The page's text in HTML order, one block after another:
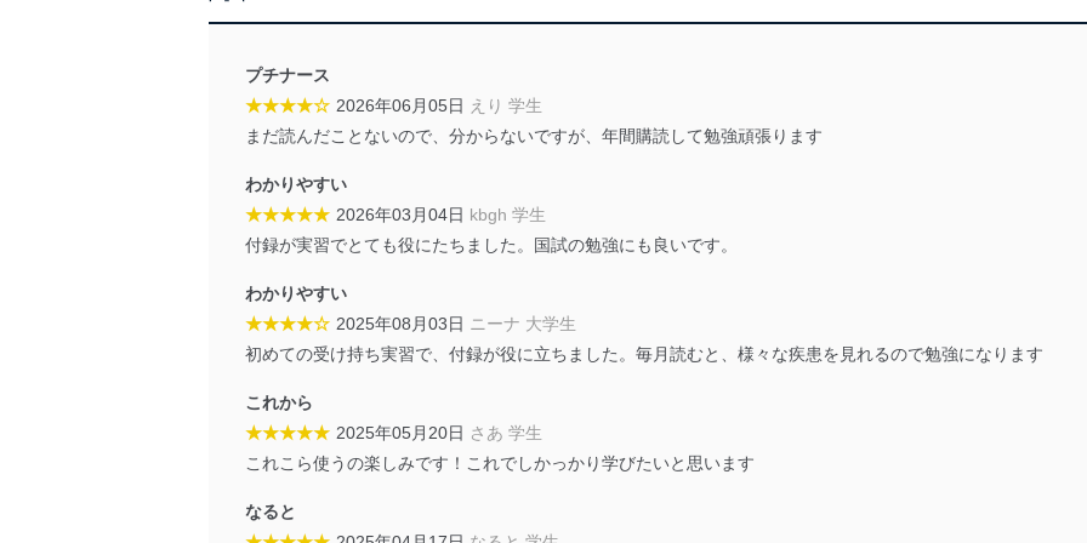
アクセス者の識別と認証
外部からの不正アクセス等の防止
個人データを取り扱う機器等のオペレーティングシステムを最新の状態に保持しています。
情報システムの使用に伴う漏洩等の防止
個人情報保護マネジメントシステムの継続的改善
プチナース
★★★★☆ 2026年06月05日 えり 学生
まだ読んだことないので、分からないですが、年間購読して勉強頑張ります
わかりやすい
★★★★★ 2026年03月04日 kbgh 学生
付録が実習でとても役にたちました。国試の勉強にも良いです。
わかりやすい
★★★★☆ 2025年08月03日 ニーナ 大学生
初めての受け持ち実習で、付録が役に立ちました。毎月読むと、様々な疾患を見れるので勉強になります
これから
★★★★★ 2025年05月20日 さあ 学生
これこら使うの楽しみです！これでしかっかり学びたいと思います
なると